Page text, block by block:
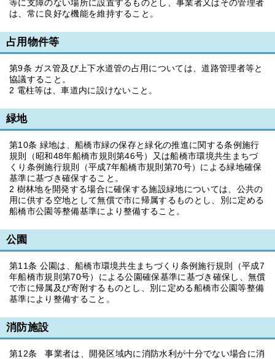
等に支障のない場所に設置するものとし、事業者又はその管理者
は、常に良好な機能を維持すること。
占用物件等
第9条 ガス管及び上下水道管の占用については、道路管理者等と
協議すること。
2 電柱等は、車道内に設けないこと。
緑地
第10条 緑地は、船橋市緑の保存と緑化の推進に関する条例施行
規則（昭和48年船橋市規則第46号）又は船橋市環境共生まちづ
くり条例施行規則（平成7年船橋市規則第70号）による緑地確保
基準に基づき確保すること。
2 樹林地を開発する場合に確保する施設緑地については、公共の
用に供する空地として無償で市に帰属するものとし、別に定める
船橋市公園等整備基準により整備すること。
公園
第11条 公園は、船橋市環境共生まちづくり条例施行規則（平成7
年船橋市規則第70号）による公園確保基準に基づき確保し、無償
で市に帰属及び寄附するものとし、別に定める船橋市公園等整備
基準により整備すること。
消防施設
第12条 事業者は、開発区域内に消防水利が十分でない場合に消